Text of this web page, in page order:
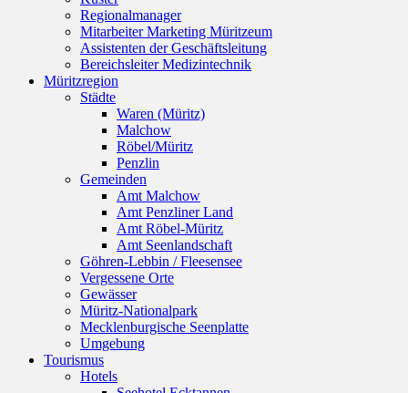
Regionalmanager
Mitarbeiter Marketing Müritzeum
Assistenten der Geschäftsleitung
Bereichsleiter Medizintechnik
Müritzregion
Städte
Waren (Müritz)
Malchow
Röbel/Müritz
Penzlin
Gemeinden
Amt Malchow
Amt Penzliner Land
Amt Röbel-Müritz
Amt Seenlandschaft
Göhren-Lebbin / Fleesensee
Vergessene Orte
Gewässer
Müritz-Nationalpark
Mecklenburgische Seenplatte
Umgebung
Tourismus
Hotels